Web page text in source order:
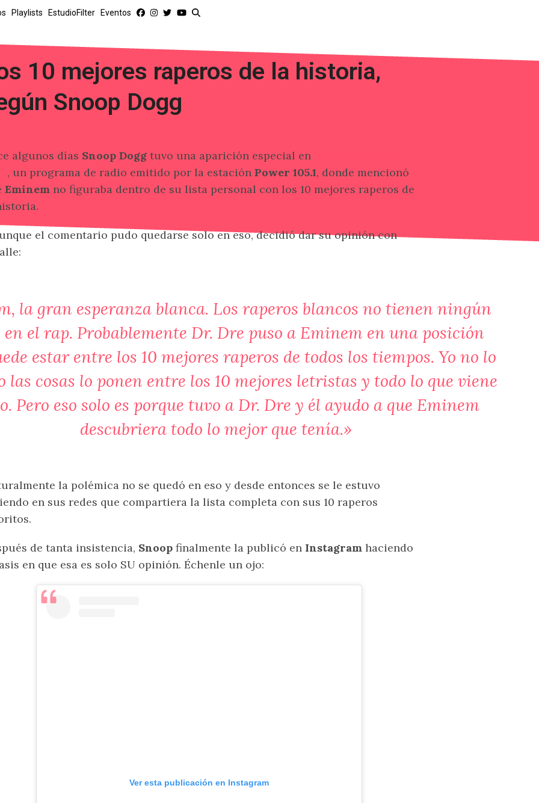
Playlists EstudioFilter Eventos
10 mejores raperos de la historia,
Snoop Dogg
algunos días Snoop Dogg tuvo una aparición especial en
, un programa de radio emitido por la estación Power 105.1, donde mencionó
Eminem no figuraba dentro de su lista personal con los 10 mejores raperos de
el comentario pudo quedarse solo en eso, decidió dar su opinión con
la gran esperanza blanca. Los raperos blancos no tienen ningún
en el rap. Probablemente Dr. Dre puso a Eminem en una posición
estar entre los 10 mejores raperos de todos los tiempos. Yo no lo
las cosas lo ponen entre los 10 mejores letristas y todo lo que viene
Pero eso solo es porque tuvo a Dr. Dre y él ayudo a que Eminem
descubriera todo lo mejor que tenía.»
la polémica no se quedó en eso y desde entonces se le estuvo
en sus redes que compartiera la lista completa con sus 10 raperos
de tanta insistencia, Snoop finalmente la publicó en Instagram haciendo
en que esa es solo SU opinión. Échenle un ojo:
Ver esta publicación en Instagram